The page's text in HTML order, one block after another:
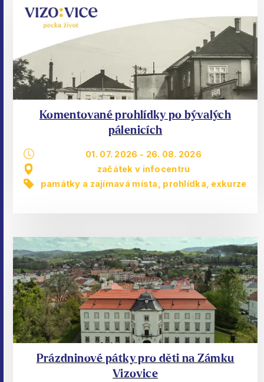
Komentované prohlídky po bývalých
pálenicích
01. 07. 2026 - 26. 08. 2026
začátek v infocentru
památky a zajímavá místa
prohlídka, exkurze
Prázdninové pátky pro děti na Zámku
Vizovice